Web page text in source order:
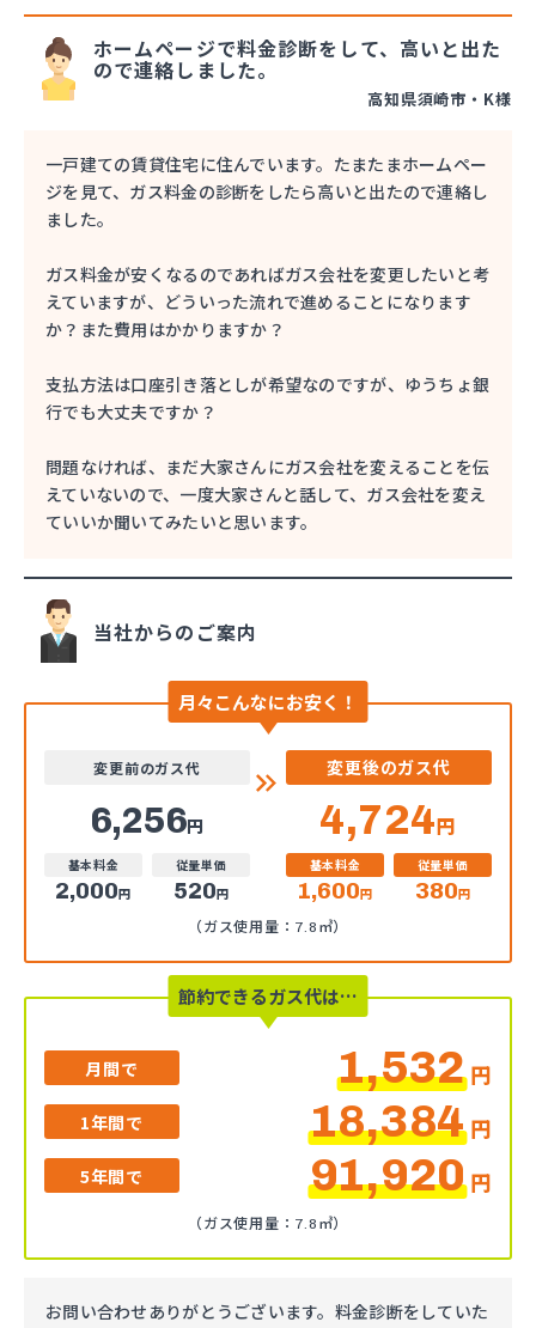
ホームページで料金診断をして、高いと出た
ので連絡しました。
高知県須崎市・K様
一戸建ての賃貸住宅に住んでいます。たまたまホームペー
ジを見て、ガス料金の診断をしたら高いと出たので連絡し
ました。
ガス料金が安くなるのであればガス会社を変更したいと考
えていますが、どういった流れで進めることになります
か？また費用はかかりますか？
支払方法は口座引き落としが希望なのですが、ゆうちょ銀
行でも大丈夫ですか？
問題なければ、まだ大家さんにガス会社を変えることを伝
えていないので、一度大家さんと話して、ガス会社を変え
ていいか聞いてみたいと思います。
当社からのご案内
月々こんなにお安く！
変更前のガス代
6,256円
変更後のガス代
4,724円
基本料金
2,000円
従量単価
520円
基本料金
1,600円
従量単価
380円
（ガス使用量：7.8㎥）
節約できるガス代は…
月間で 1,532円
1年間で 18,384円
5年間で 91,920円
（ガス使用量：7.8㎥）
お問い合わせありがとうございます。料金診断をしていた